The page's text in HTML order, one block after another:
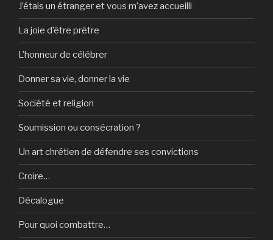
J’étais un étranger et vous m’avez accueilli
La joie d’être prêtre
L’honneur de célébrer
Donner sa vie, donner la vie
Société et religion
Soumission ou consécration ?
Un art chrétien de défendre ses convictions
Croire…
Décalogue
Pour quoi combattre…